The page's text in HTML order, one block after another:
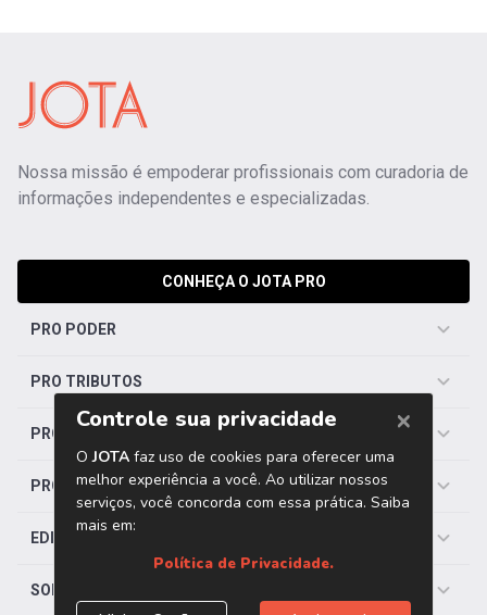
Nossa missão é empoderar profissionais com curadoria de
informações independentes e especializadas.
CONHEÇA O JOTA PRO
PRO PODER
PRO TRIBUTOS
PRO TRABALHISTA
PRO SAÚDE
EDITORIAS
SOBRE O JOTA